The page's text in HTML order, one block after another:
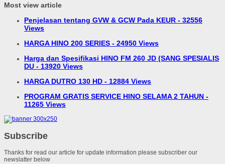
Most view article
Penjelasan tentang GVW & GCW Pada KEUR - 32556
Views
HARGA HINO 200 SERIES - 24950 Views
Harga dan Spesifikasi HINO FM 260 JD (SANG SPESIALIS
DU - 13920 Views
HARGA DUTRO 130 HD - 12884 Views
PROGRAM GRATIS SERVICE HINO SELAMA 2 TAHUN -
11265 Views
Subscribe
Thanks for read our article for update information please subscriber our
newslatter below